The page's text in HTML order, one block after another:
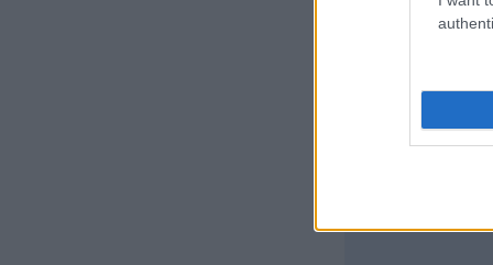
1
1
1-2
2
1